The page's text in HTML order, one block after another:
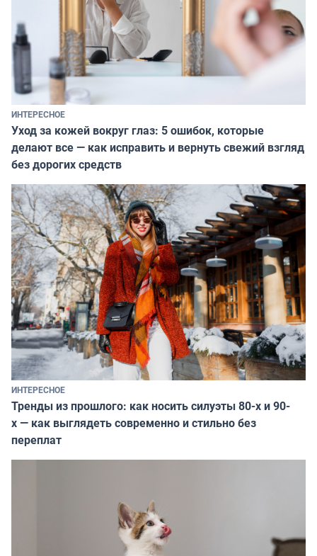
ИНТЕРЕСНОЕ
Уход за кожей вокруг глаз: 5 ошибок, которые
делают все — как исправить и вернуть свежий взгляд
без дорогих средств
ИНТЕРЕСНОЕ
Тренды из прошлого: как носить силуэты 80-х и 90-
х — как выглядеть современно и стильно без
переплат